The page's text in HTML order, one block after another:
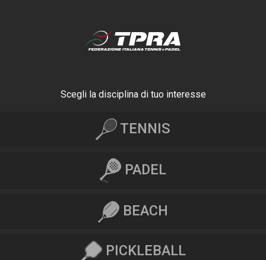
Scegli la disciplina di tuo interesse
TENNIS
PADEL
BEACH
PICKLEBALL